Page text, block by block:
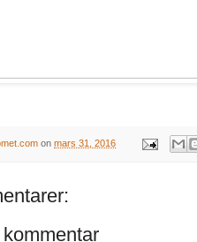
on mars 31, 2016